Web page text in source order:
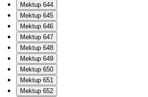
Mektup 644
Mektup 645
Mektup 646
Mektup 647
Mektup 648
Mektup 649
Mektup 650
Mektup 651
Mektup 652